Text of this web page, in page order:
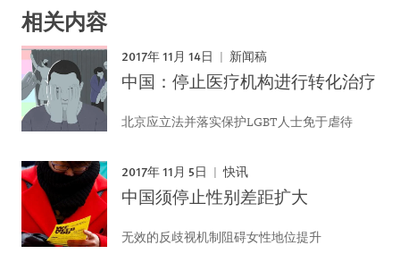
相关内容
2017年 11月 14日 新闻稿
中国：停止医疗机构进行转化治疗
北京应立法并落实保护LGBT人士免于虐待
2017年 11月 5日 快讯
中国须停止性别差距扩大
无效的反歧视机制阻碍女性地位提升